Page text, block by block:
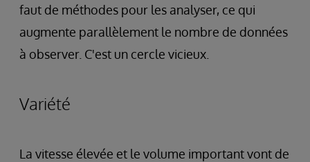
faut de méthodes pour les analyser, ce qui
augmente parallèlement le nombre de données
à observer. C'est un cercle vicieux.
Variété
La vitesse élevée et le volume important vont de